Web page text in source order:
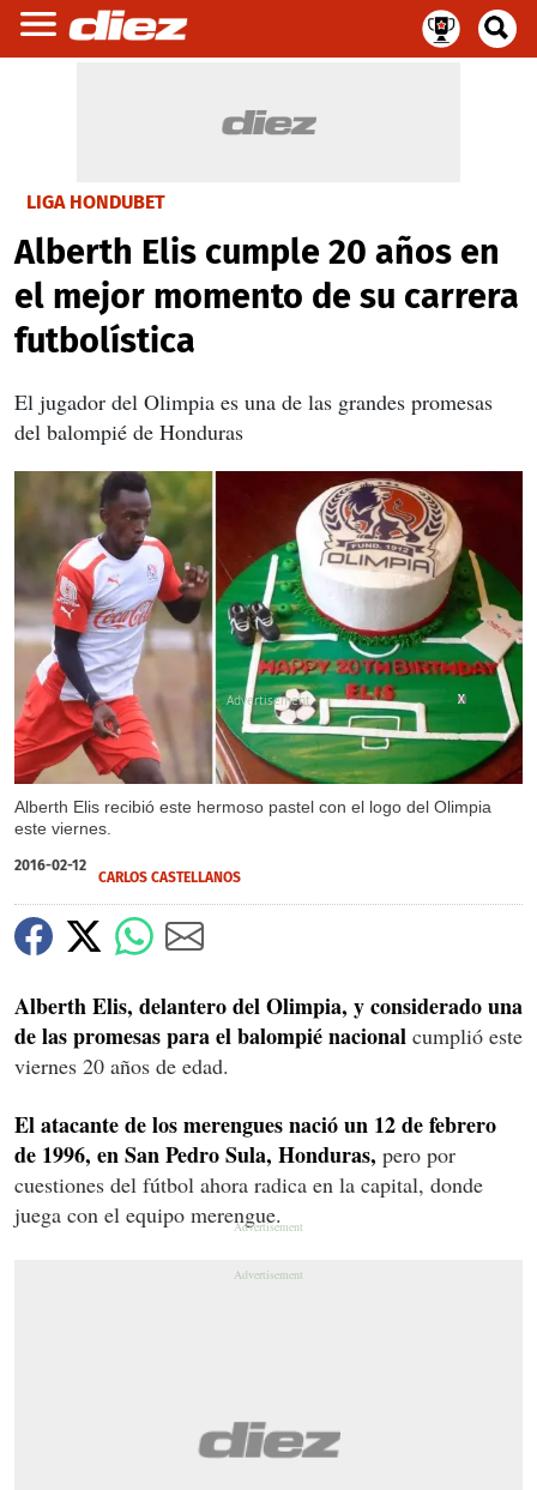
LIGA HONDUBET
Alberth Elis cumple 20 años en
el mejor momento de su carrera
futbolística
El jugador del Olimpia es una de las grandes promesas
del balompié de Honduras
Alberth Elis recibió este hermoso pastel con el logo del Olimpia
este viernes.
X
X
2016-02-12
CARLOS CASTELLANOS
Alberth Elis, delantero del Olimpia, y considerado una
de las promesas para el balompié nacional cumplió este
viernes 20 años de edad.
El atacante de los merengues nació un 12 de febrero
de 1996, en San Pedro Sula, Honduras, pero por
cuestiones del fútbol ahora radica en la capital, donde
juega con el equipo merengue.